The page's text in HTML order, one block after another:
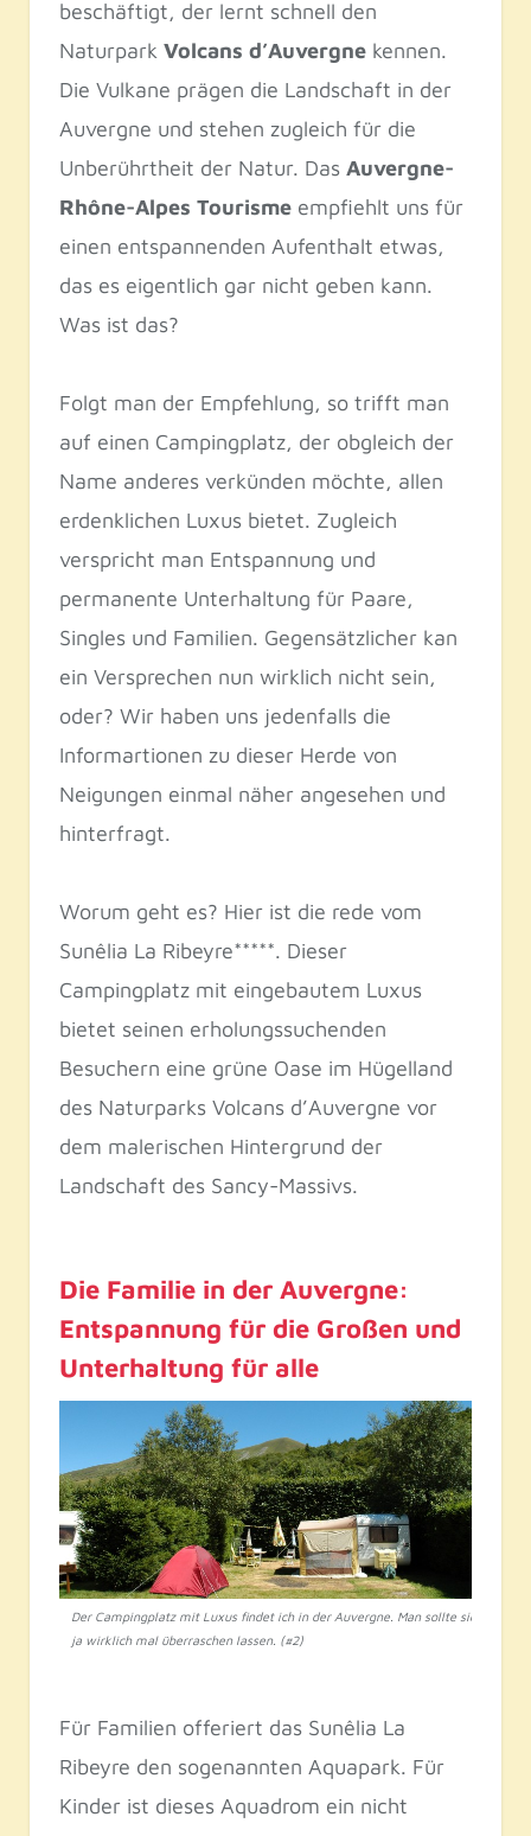
beschäftigt, der lernt schnell den
Naturpark Volcans d’Auvergne kennen.
Die Vulkane prägen die Landschaft in der
Auvergne und stehen zugleich für die
Unberührtheit der Natur. Das Auvergne-
Rhône-Alpes Tourisme empfiehlt uns für
einen entspannenden Aufenthalt etwas,
das es eigentlich gar nicht geben kann.
Was ist das?
Folgt man der Empfehlung, so trifft man
auf einen Campingplatz, der obgleich der
Name anderes verkünden möchte, allen
erdenklichen Luxus bietet. Zugleich
verspricht man Entspannung und
permanente Unterhaltung für Paare,
Singles und Familien. Gegensätzlicher kan
ein Versprechen nun wirklich nicht sein,
oder? Wir haben uns jedenfalls die
Informartionen zu dieser Herde von
Neigungen einmal näher angesehen und
hinterfragt.
Worum geht es? Hier ist die rede vom
Sunêlia La Ribeyre*****. Dieser
Campingplatz mit eingebautem Luxus
bietet seinen erholungssuchenden
Besuchern eine grüne Oase im Hügelland
des Naturparks Volcans d’Auvergne vor
dem malerischen Hintergrund der
Landschaft des Sancy-Massivs.
Die Familie in der Auvergne:
Entspannung für die Großen und
Unterhaltung für alle
Der Campingplatz mit Luxus findet ich in der Auvergne. Man sollte sich
ja wirklich mal überraschen lassen. (#2)
Für Familien offeriert das Sunêlia La
Ribeyre den sogenannten Aquapark. Für
Kinder ist dieses Aquadrom ein nicht